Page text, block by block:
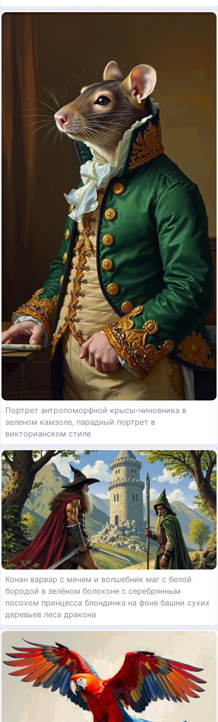
Портрет антропоморфной крысы-чиновника в
зеленом камзоле, парадный портрет в
викторианском стиле
Конан варвар с мечем и волшебник маг с белой
бородой в зелёном болохоне с серебрянным
посохом принцесса блондинка на фоне башни сухих
деревьев леса дракона